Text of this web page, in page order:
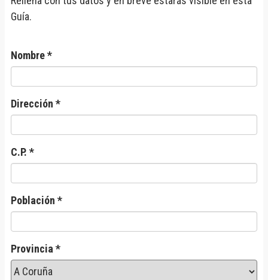
Guía.
Nombre *
Dirección *
C.P. *
Población *
Provincia *